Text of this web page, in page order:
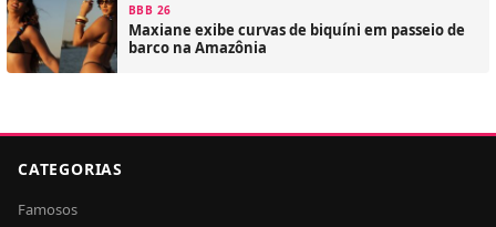
BBB 26
Maxiane exibe curvas de biquíni em passeio de
barco na Amazônia
CATEGORIAS
Famosos